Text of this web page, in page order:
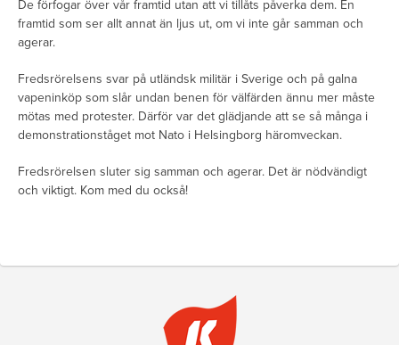
De förfogar över vår framtid utan att vi tillåts påverka dem. En
framtid som ser allt annat än ljus ut, om vi inte går samman och
agerar.
Fredsrörelsens svar på utländsk militär i Sverige och på galna
vapeninköp som slår undan benen för välfärden ännu mer måste
mötas med protester. Därför var det glädjande att se så många i
demonstrationståget mot Nato i Helsingborg häromveckan.
Fredsrörelsen sluter sig samman och agerar. Det är nödvändigt
och viktigt. Kom med du också!